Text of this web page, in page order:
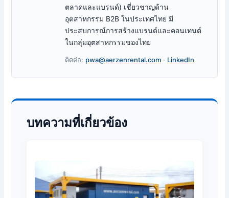
ตลาดและแบรนด์) เชี่ยวชาญด้าน
อุตสาหกรรม B2B ในประเทศไทย มี
ประสบการณ์การสร้างแบรนด์และคอนเทนต์
ในกลุ่มอุตสาหกรรมของไทย
ติดต่อ: pwa@aerzenrental.com · LinkedIn
บทความที่เกี่ยวข้อง